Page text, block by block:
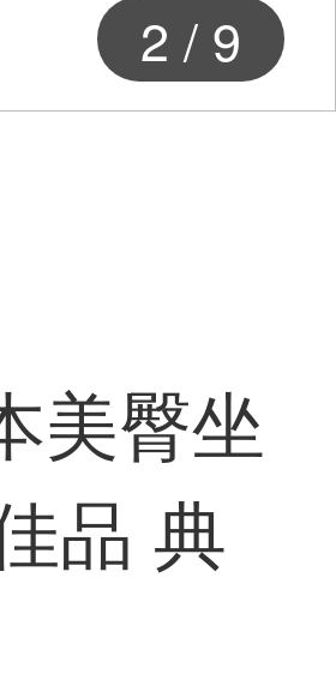
2 / 9
美臀坐
品 典